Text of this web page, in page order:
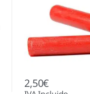
2,50€